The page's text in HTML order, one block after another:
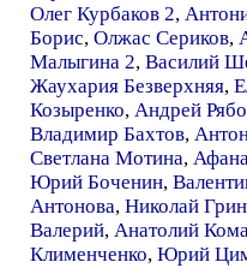
Олег Курбаков 2,
Борис, Олжас Сериков,
Малыгина 2, Василий
Жаухария Безверхняя,
Козыренко, Андрей
Владимир Бахтов,
Светлана Мотина,
Юрий Боченин,
Антонова, Николай
Валерий, Анатолий
Клименченко, Юрий